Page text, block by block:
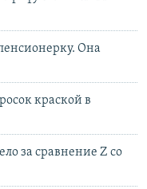
Она
краской в
за сравнение Z со